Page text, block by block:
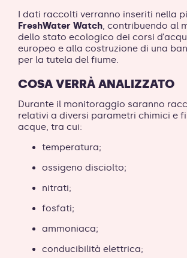
I dati raccolti verranno inseriti nella
FreshWater Watch, contribuendo al
dello stato ecologico dei corsi
europeo e alla costruzione di una
per la tutela del fiume.
COSA VERRÀ ANALIZZATO
Durante il monitoraggio saranno
relativi a diversi parametri chimici e
acque, tra cui:
temperatura;
ossigeno disciolto;
nitrati;
fosfati;
ammoniaca;
conducibilità elettrica;